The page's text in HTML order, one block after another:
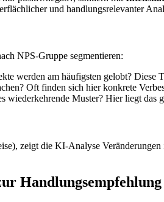
und handlungsrelevanter
NPS-Gruppe segmentieren:
werden am häufigsten gelobt? Diese
Oft finden sich hier konkrete
Muster? Hier liegt das
zeigt die KI-Analyse
Handlungsempfehlung